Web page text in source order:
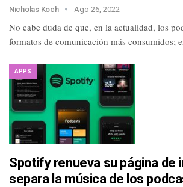
Nicholas Koch Ago 26, 2022
No cabe duda de que, en la actualidad, los
formatos de comunicación más consumidos;
APPS
Spotify renueva su página de
separa la música de los